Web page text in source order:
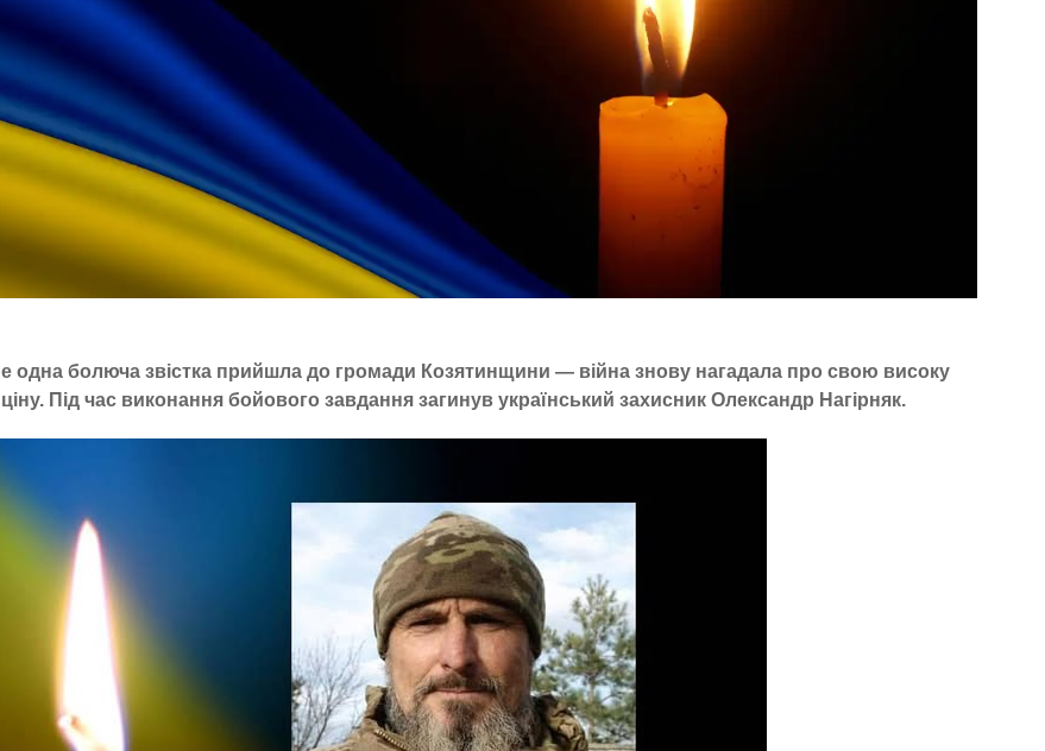
е одна болюча звістка прийшла до громади Козятинщини — війна знову нагадала про свою високу
ціну. Під час виконання бойового завдання загинув український захисник Олександр Нагірняк.